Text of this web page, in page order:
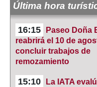
Última hora
16:15
Paseo Doña
reabrirá el 10 de
concluir trabajos de
remozamiento
15:10
La IATA